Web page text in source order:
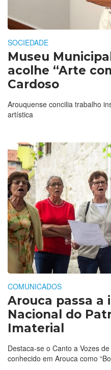
SOCIEDADE
Museu
acolhe “Arte
Cardoso
Arouquense concilia trabalho
artística
COMUNICADOS
Arouca passa a
Nacional do
Imaterial
Destaca-se o Canto a Vozes
conhecido em Arouca como